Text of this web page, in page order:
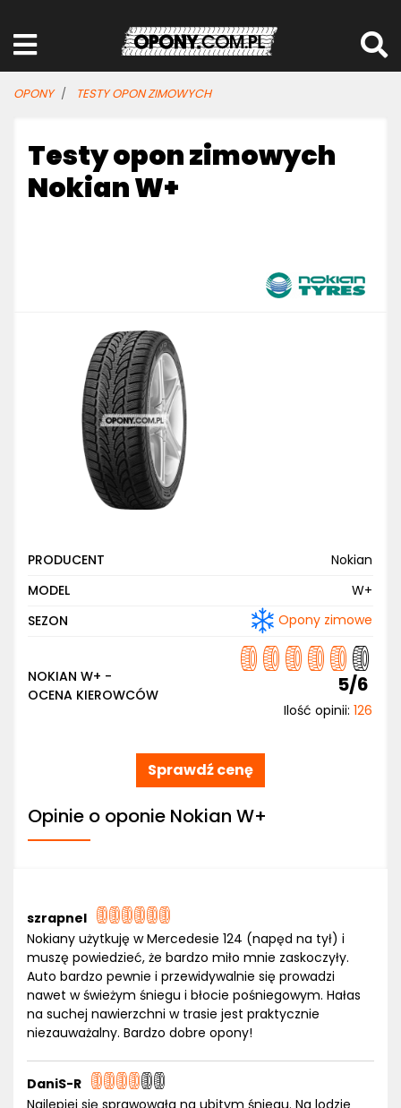
OPONY TESTY OPON ZIMOWYCH
Testy opon zimowych
Nokian W+
PRODUCENT
Nokian
MODEL
W+
SEZON
Opony zimowe
NOKIAN W+ -
OCENA KIEROWCÓW
5/6
Ilość opinii: 126
Sprawdź cenę
Opinie o oponie Nokian W+
szrapnel
Nokiany użytkuję w Mercedesie 124 (napęd na tył) i
muszę powiedzieć, że bardzo miło mnie zaskoczyły.
Auto bardzo pewnie i przewidywalnie się prowadzi
nawet w świeżym śniegu i błocie pośniegowym. Hałas
na suchej nawierzchni w trasie jest praktycznie
niezauważalny. Bardzo dobre opony!
DaniS-R
Najlepiej się sprawowała na ubitym śniegu. Na lodzie